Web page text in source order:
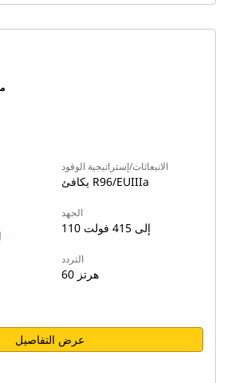
الانبعاثات/إستراتيجية الوقود
يكافئ R96/EUIIIa
الجهد
110 إلى 415 فولت
التردد
60 هرتز
عرض التفاصيل